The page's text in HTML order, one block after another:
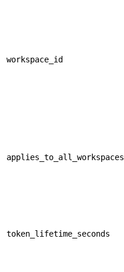
workspace_id
applies_to_all_workspaces
token_lifetime_seconds